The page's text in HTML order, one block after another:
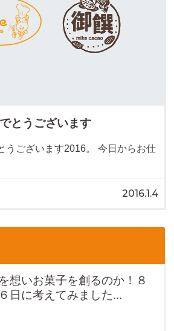
とうございます
うございます2016。 今日からお仕
2016.1.4
想いお菓子を創るのか！８
日に考えてみました...